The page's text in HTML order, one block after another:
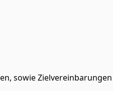
sowie Zielvereinbarungen